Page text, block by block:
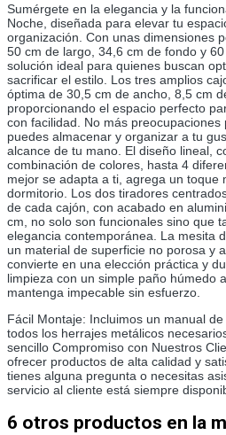
Sumérgete en la elegancia y la
Noche, diseñada para elevar tu
organización. Con unas dimensiones
50 cm de largo, 34,6 cm de fondo y
solución ideal para quienes buscan
sacrificar el estilo. Los tres amplios
óptima de 30,5 cm de ancho, 8,5 cm
proporcionando el espacio perfecto
con facilidad. No más
puedes almacenar y organizar a tu
alcance de tu mano. El diseño lineal,
combinación de colores, hasta 4
mejor se adapta a ti, agrega un toque
dormitorio. Los dos tiradores
de cada cajón, con acabado en
cm, no solo son funcionales sino que
elegancia contemporánea. La mesita
un material de superficie no porosa y
convierte en una elección práctica y
limpieza con un simple paño húmedo
mantenga impecable sin esfuerzo.
Fácil Montaje: Incluimos un manual
todos los herrajes metálicos
sencillo Compromiso con Nuestros
ofrecer productos de alta calidad y
tienes alguna pregunta o necesitas
servicio al cliente está siempre
6 otros productos en la